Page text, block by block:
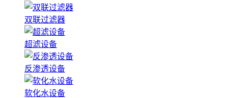
双联过滤器
超滤设备
反渗透设备
软化水设备